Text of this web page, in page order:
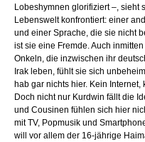
Lobeshymnen glorifiziert –, sieht
Lebenswelt konfrontiert: einer
und einer Sprache, die sie nicht
ist sie eine Fremde. Auch
Onkeln, die inzwischen ihr
Irak leben, fühlt sie sich
hab gar nichts hier. Kein Internet,
Doch nicht nur Kurdwin fällt die
und Cousinen fühlen sich hier
mit TV, Popmusik und
will vor allem der 16-jährige